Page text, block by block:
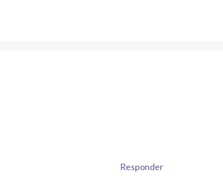
Responder